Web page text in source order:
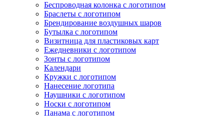
Беспроводная колонка с логотипом
Браслеты с логотипом
Брендирование воздушных шаров
Бутылка с логотипом
Визитница для пластиковых карт
Ежедневники с логотипом
Зонты с логотипом
Календари
Кружки с логотипом
Нанесение логотипа
Наушники с логотипом
Носки с логотипом
Панама с логотипом